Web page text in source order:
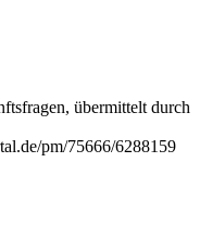
übermittelt durch
pm/75666/6288159